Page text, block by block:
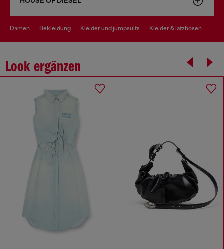
damen bekleidung kleider und jumpsuits kleider & latzhosen
Look ergänzen